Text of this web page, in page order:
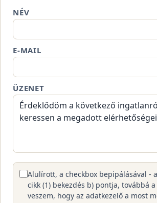
NÉV
E-MAIL
ÜZENET
Alulírott, a checkbox bepipálásával -
cikk (1) bekezdés b) pontja, továbbá
veszem, hogy az adatkezelő a most